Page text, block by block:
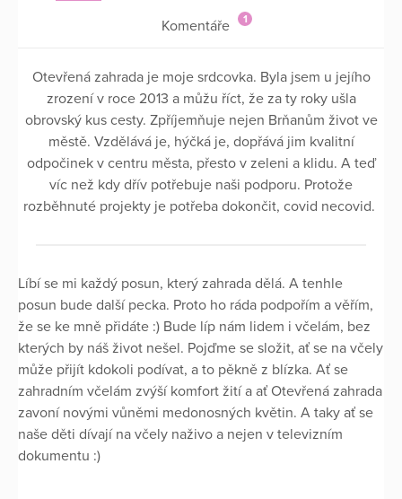
Komentáře 1
Otevřená zahrada je moje srdcovka. Byla jsem u jejího
zrození v roce 2013 a můžu říct, že za ty roky ušla
obrovský kus cesty. Zpříjemňuje nejen Brňanům život ve
městě. Vzdělává je, hýčká je, dopřává jim kvalitní
odpočinek v centru města, přesto v zeleni a klidu. A teď
víc než kdy dřív potřebuje naši podporu. Protože
rozběhnuté projekty je potřeba dokončit, covid necovid.
Líbí se mi každý posun, který zahrada dělá. A tenhle
posun bude další pecka. Proto ho ráda podpořím a věřím,
že se ke mně přidáte :) Bude líp nám lidem i včelám, bez
kterých by náš život nešel. Pojďme se složit, ať se na včely
může přijít kdokoli podívat, a to pěkně z blízka. Ať se
zahradním včelám zvýší komfort žití a ať Otevřená zahrada
zavoní novými vůněmi medonosných květin. A taky ať se
naše děti dívají na včely naživo a nejen v televizním
dokumentu :)